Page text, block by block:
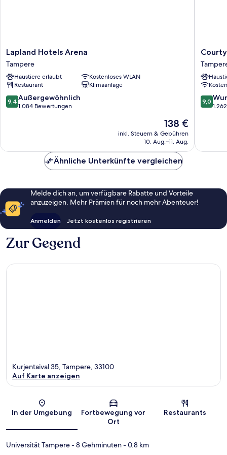
Lapland
Hotels
Arena
Tampere
Lapland Hotels Arena
Tampere
Haustiere erlaubt
Kostenloses WLAN
Restaurant
Klimaanlage
9.4
von
9,4 Außergewöhnlich
1.084 Bewertungen
Der
Preis
beträgt
138 €
inkl. Steuern & Gebühren
10. Aug.–11. Aug.
by
Marriott
City
9.0
von
9,0
Ähnliche Unterkünfte vergleichen
Melde dich an, um verfügbare Rabatte und Vorteile
anzuzeigen. Mehr Prämien für noch mehr Abenteuer!
Anmelden Jetzt kostenlos registrieren
Zur Gegend
Karte
Kurjentaival 35, Tampere, 33100
Auf Karte anzeigen
In der Umgebung
Fortbewegung vor
Ort
Restaurants
Universität Tampere- 8 Gehminuten- 0.8 km